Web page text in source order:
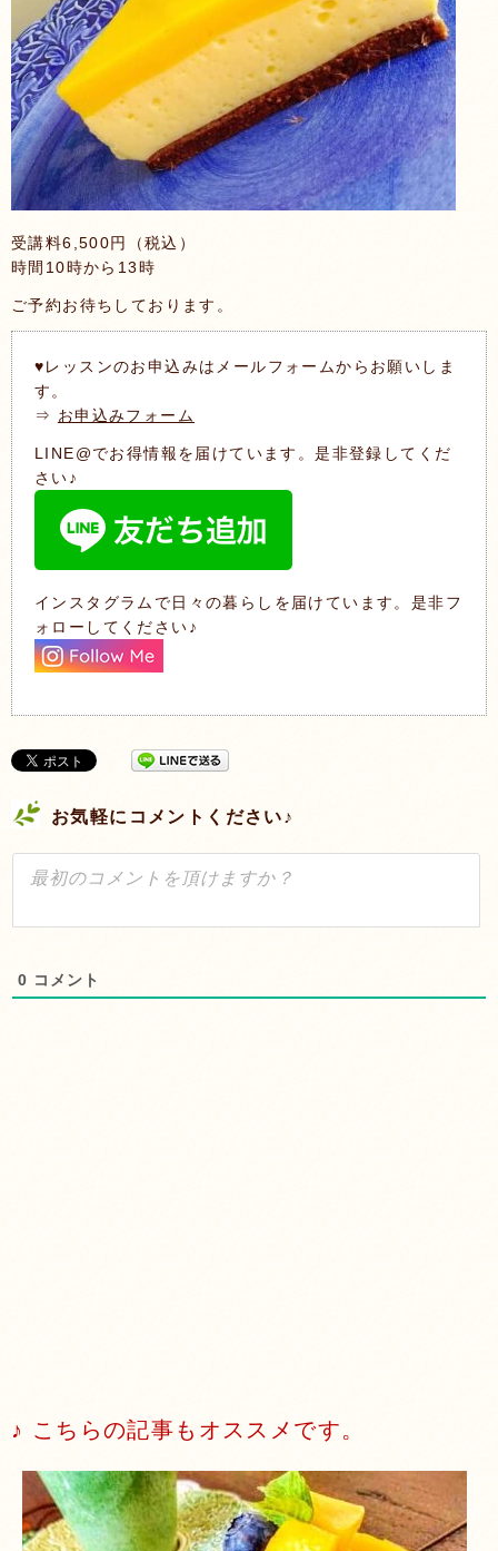
受講料6,500円（税込）
時間10時から13時
ご予約お待ちしております。
♥レッスンのお申込みはメールフォームからお願いしま
す。
⇒ お申込みフォーム
LINE@でお得情報を届けています。是非登録してくだ
さい♪
インスタグラムで日々の暮らしを届けています。是非フ
ォローしてください♪
お気軽にコメントください♪
0 コメント
♪ こちらの記事もオススメです。